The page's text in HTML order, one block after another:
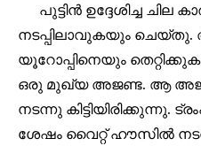
Join our
SUBSCRIBERS
conversation.
To subscribe, simply enter
or click the subscribe button
പുട്ടിൻ ഉദ്ദേശിച്ച ചില
നടപ്പിലാവുകയും ചെയ്തു.
യൂറോപ്പിനെയും
ഒരു മുഖ്യ അജണ്ട. ആ
നടന്നു കിട്ടിയിരിക്കുന്നു.
ശേഷം വൈറ്റ് ഹൗസിൽ